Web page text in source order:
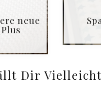
neue
Dir